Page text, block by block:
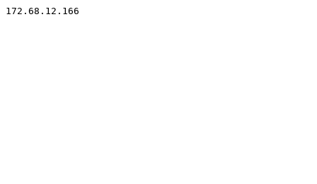
172.68.12.166